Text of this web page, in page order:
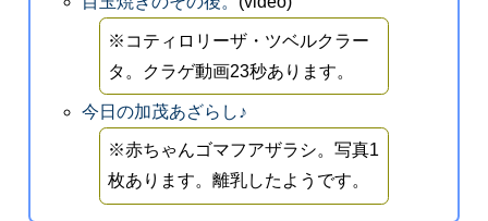
※コティロリーザ・ツベルクラー
タ。クラゲ動画23秒あります。
今日の加茂あざらし♪
※赤ちゃんゴマフアザラシ。写真1
枚あります。離乳したようです。